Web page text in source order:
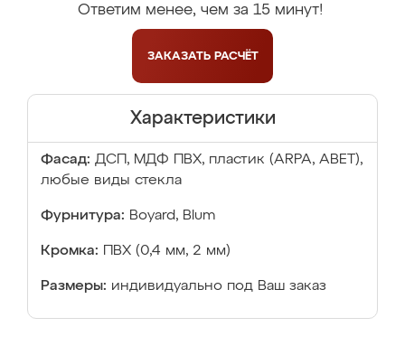
Ответим менее, чем за 15 минут!
ЗАКАЗАТЬ РАСЧЁТ
Характеристики
Фасад: ДСП, МДФ ПВХ, пластик (ARPA, ABET),
любые виды стекла
Фурнитура: Boyard, Blum
Кромка: ПВХ (0,4 мм, 2 мм)
Размеры: индивидуально под Ваш заказ